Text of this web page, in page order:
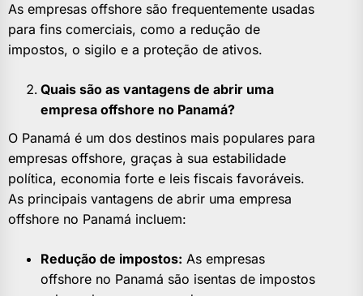
As empresas offshore são frequentemente usadas
para fins comerciais, como a redução de
impostos, o sigilo e a proteção de ativos.
Quais são as vantagens de abrir uma
empresa offshore no Panamá?
O Panamá é um dos destinos mais populares para
empresas offshore, graças à sua estabilidade
política, economia forte e leis fiscais favoráveis.
As principais vantagens de abrir uma empresa
offshore no Panamá incluem:
Redução de impostos: As empresas
offshore no Panamá são isentas de impostos